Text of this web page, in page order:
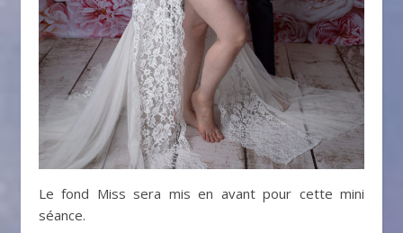
Le fond Miss sera mis en avant pour cette mini
séance.